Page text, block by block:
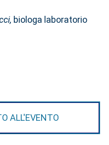
biologa laboratorio
ALL'EVENTO